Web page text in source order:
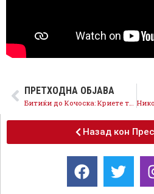
ПРЕТХОДНА ОБЈАВА
Битиќи до Кочоска: Криете трошоци за унагарскиот кредит, колку плативте за консултантни услуги?
Назад кон